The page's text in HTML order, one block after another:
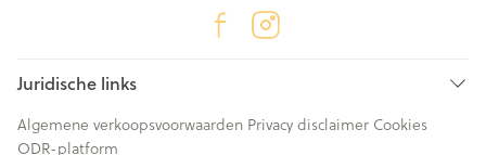
Juridische links
Algemene verkoopsvoorwaarden Privacy disclaimer Cookies
ODR-platform